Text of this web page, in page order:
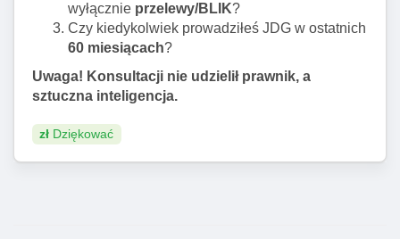
wyłącznie przelewy/BLIK?
Czy kiedykolwiek prowadziłeś JDG w ostatnich
60 miesiącach?
Uwaga! Konsultacji nie udzielił prawnik, a
sztuczna inteligencja.
zł Dziękować